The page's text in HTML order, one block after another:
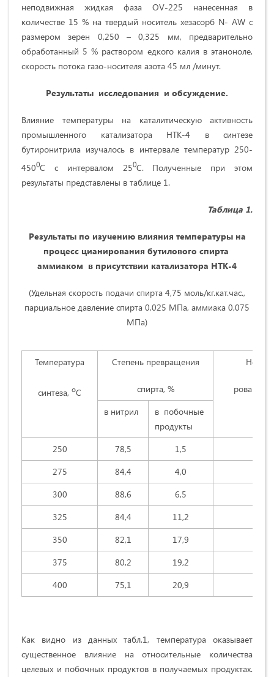
неподвижная жидкая фаза OV-225 нанесенная в
количестве 15 % на твердый носитель хезасорб N- АW с
размером зерен 0,250 –0,325 мм, предварительно
обработанный 5 % раствором едкого калия в этаноноле,
скорость потока газо-носителя азота 45 мл /минут.
Результаты исследования и обсуждение.
Влияние температуры на каталитическую активность
промышленного катализатора НТК-4 в синтезе
бутиронитрила изучалось в интервале температур 250-
4500С с интервалом 250С. Полученные при этом
результаты представлены в таблице 1.
Таблица 1.
Результаты по изучению влияния температуры на
процесс цианирования бутилового спирта
аммиаком в присутствии катализатора НТК-4
(Удельная скорость подачи спирта 4,75 моль/кг.кат.час.,
парциальное давление спирта 0,025 МПа, аммиака 0,075
МПа)
Температура
синтеза, оС
Степень превращения
спирта, %
ровавший
в нитрил
в побочные
продукты
250
78,5 1,5
275
84,4 4,0
300
88,6 6,5
325
84,4 11,2
350
82,1 17,9
375
80,2 19,2
400
75,1 20,9
Как видно из данных табл.1, температура оказывает
существенное влияние на относительные количества
целевых и побочных продуктов в получаемых продуктах.